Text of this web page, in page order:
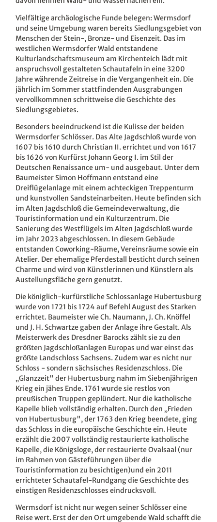
Vielfältige archäologische Funde belegen: Wermsdorf
und seine Umgebung waren bereits Siedlungsgebiet von
Menschen der Stein-, Bronze- und Eisenzeit. Das im
westlichen Wermsdorfer Wald entstandene
Kulturlandschaftsmuseum am Kirchenteich lädt mit
anspruchsvoll gestalteten Schautafeln in eine 3200
Jahre währende Zeitreise in die Vergangenheit ein. Die
jährlich im Sommer stattfindenden Ausgrabungen
vervollkommnen schrittweise die Geschichte des
Siedlungsgebietes.
Besonders beeindruckend ist die Kulisse der beiden
Wermsdorfer Schlösser. Das Alte Jagdschloß wurde von
1607 bis 1610 durch Christian II. errichtet und von 1617
bis 1626 von Kurfürst Johann Georg I. im Stil der
Deutschen Renaissance um- und ausgebaut. Unter dem
Baumeister Simon Hoffmann entstand eine
Dreiflügelanlage mit einem achteckigen Treppenturm
und kunstvollen Sandsteinarbeiten. Heute befinden sich
im Alten Jagdschloß die Gemeindeverwaltung, die
Touristinformation und ein Kulturzentrum. Die
Sanierung des Westflügels im Alten Jagdschloß wurde
im Jahr 2023 abgeschlossen. In diesem Gebäude
entstanden Coworking-Räume, Vereinsräume sowie ein
Atelier. Der ehemalige Pferdestall besticht durch seinen
Charme und wird von Künstlerinnen und Künstlern als
Austellungsfläche gern genutzt.
Die königlich-kurfürstliche Schlossanlage Hubertusburg
wurde von 1721 bis 1724 auf Befehl August des Starken
errichtet. Baumeister wie Ch. Naumann, J. Ch. Knöffel
und J. H. Schwartze gaben der Anlage ihre Gestalt. Als
Meisterwerk des Dresdner Barocks zählt sie zu den
größten Jagdschloßanlagen Europas und war einst das
größte Landschloss Sachsens. Zudem war es nicht nur
Schloss - sondern sächsisches Residenzschloss. Die
„Glanzzeit" der Hubertusburg nahm im Siebenjährigen
Krieg ein jähes Ende. 1761 wurde sie restlos von
preußischen Truppen geplündert. Nur die katholische
Kapelle blieb vollständig erhalten. Durch den „Frieden
von Hubertusburg", der 1763 den Krieg beendete, ging
das Schloss in die europäische Geschichte ein. Heute
erzählt die 2007 vollständig restaurierte katholische
Kapelle, die Königsloge, der restaurierte Ovalsaal (nur
im Rahmen von Gästeführungen über die
Touristinformation zu besichtigen)und ein 2011
errichteter Schautafel-Rundgang die Geschichte des
einstigen Residenzschlosses eindrucksvoll.
Wermsdorf ist nicht nur wegen seiner Schlösser eine
Reise wert. Erst der den Ort umgebende Wald schafft die